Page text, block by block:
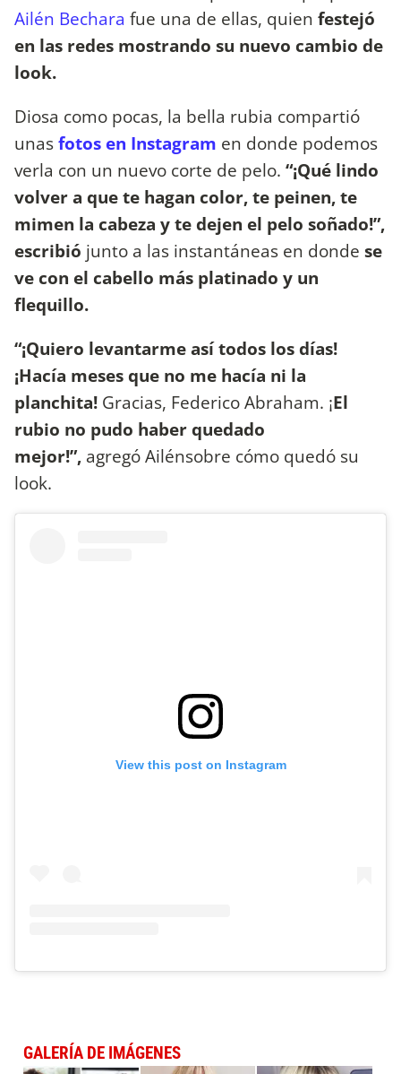
Ailén Bechara fue una de ellas, quien festejó
en las redes mostrando su nuevo cambio de
look.
Diosa como pocas, la bella rubia compartió
unasfotos en Instagram en donde podemos
verla con un nuevo corte de pelo. “¡Qué lindo
volver a que te hagan color, te peinen, te
mimen la cabeza y te dejen el pelo soñado!”,
escribió junto a las instantáneas en donde se
ve con el cabello más platinado y un
flequillo.
“¡Quiero levantarme así todos los días!
¡Hacía meses que no me hacía ni la
planchita! Gracias, Federico Abraham. ¡El
rubio no pudo haber quedado
mejor!”, agregó Ailénsobre cómo quedó su
look.
View this post on Instagram
GALERÍA DE IMÁGENES